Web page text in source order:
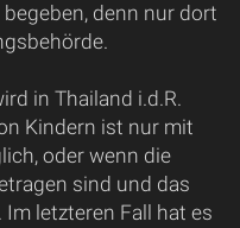
denn nur dort
in Thailand i.d.R.
Kindern ist nur mit
oder wenn die
sind und das
letzteren Fall hat es